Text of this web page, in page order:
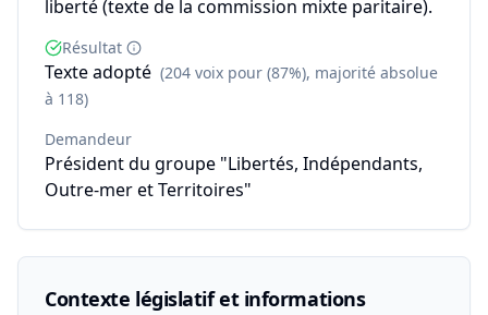
liberté (texte de la commission mixte paritaire).
Résultat
Texte adopté (204 voix pour (87%), majorité absolue
à 118)
Demandeur
Président du groupe "Libertés, Indépendants,
Outre-mer et Territoires"
Contexte législatif et informations